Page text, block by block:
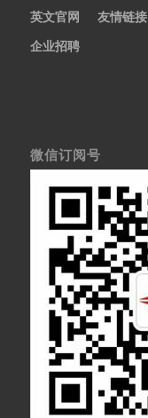
英文官网
友情链接
企业招聘
微信订阅号